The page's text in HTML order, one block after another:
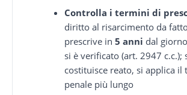
Controlla i termini di
diritto al risarcimento da
prescrive in5 anni dal
si è verificato (art. 2947 c.c.);
costituisce reato, si applica il
penale più lungo